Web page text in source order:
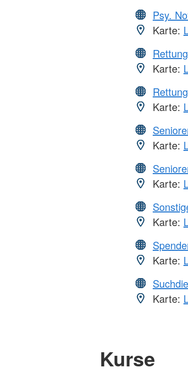
Psy.
Karte:
Karte:
Karte:
Karte:
Karte:
Karte:
Karte:
Karte:
Kurse